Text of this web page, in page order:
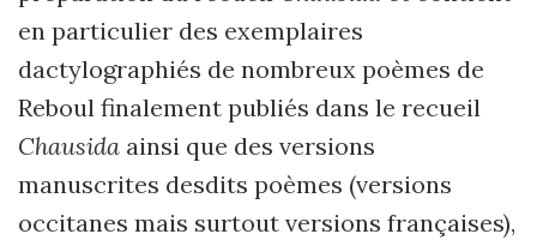
en particulier des exemplaires
dactylographiés de nombreux poèmes de
Reboul finalement publiés dans le recueil
Chausida ainsi que des versions
manuscrites desdits poèmes (versions
occitanes mais surtout versions françaises),